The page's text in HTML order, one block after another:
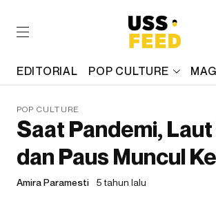
EDITORIAL POP CULTURE
POP CULTURE
Saat Pandemi,
dan Paus Muncul
Amira Paramesti 5 tahun lalu